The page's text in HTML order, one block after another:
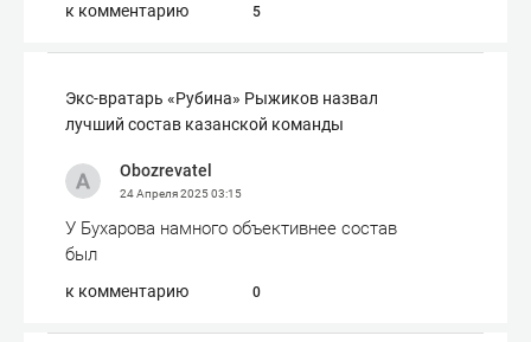
к комментарию 5
Экс-вратарь «Рубина» Рыжиков назвал
лучший состав казанской команды
Obozrevatel
24 Апреля 202503:15
У Бухарова намного объективнее состав
был
к комментарию 0